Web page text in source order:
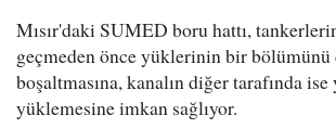
Mısır'daki SUMED boru hattı,
geçmeden önce yüklerinin bir bölümünü
boşaltmasına, kanalın diğer tarafında ise
yüklemesine imkan sağlıyor.